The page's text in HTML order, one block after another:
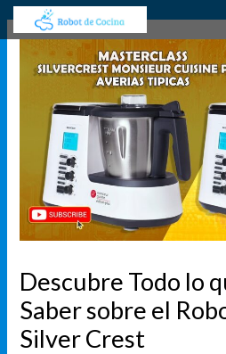
contenido
Descubre Todo lo
Saber sobre el
Silver Crest
Navegación
de
entradas
u